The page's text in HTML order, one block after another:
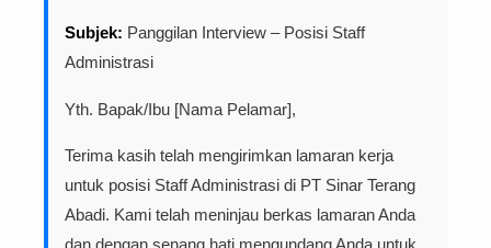
Subjek: Panggilan Interview – Posisi Staff
Administrasi
Yth. Bapak/Ibu [Nama Pelamar],
Terima kasih telah mengirimkan lamaran kerja
untuk posisi Staff Administrasi di PT Sinar Terang
Abadi. Kami telah meninjau berkas lamaran Anda
dan dengan senang hati mengundang Anda untuk